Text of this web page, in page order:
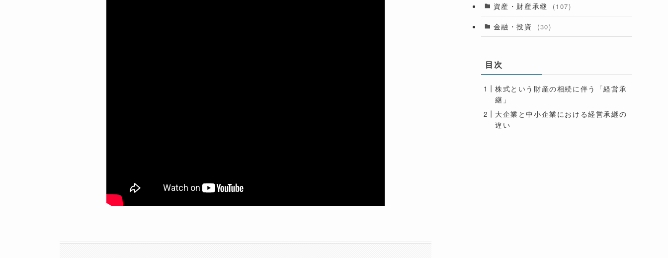
資産・財産承継 (107)
金融・投資 (30)
目次
株式という財産の相続に伴う「経営承
継」
大企業と中小企業における経営承継の
違い